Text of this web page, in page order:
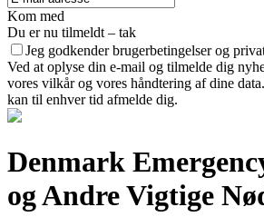
Kom med
Du er nu tilmeldt – tak
Jeg godkender brugerbetingelser og
Ved at oplyse din e-mail og tilmelde dig
vores vilkår og vores håndtering af dine
kan til enhver tid afmelde dig.
Denmark
og Andre Vigtige